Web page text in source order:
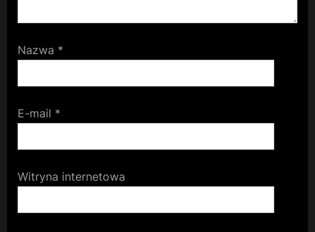
Nazwa *
E-mail *
Witryna internetowa